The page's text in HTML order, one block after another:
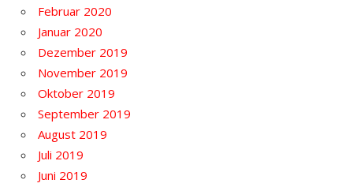
Februar 2020
Januar 2020
Dezember 2019
November 2019
Oktober 2019
September 2019
August 2019
Juli 2019
Juni 2019